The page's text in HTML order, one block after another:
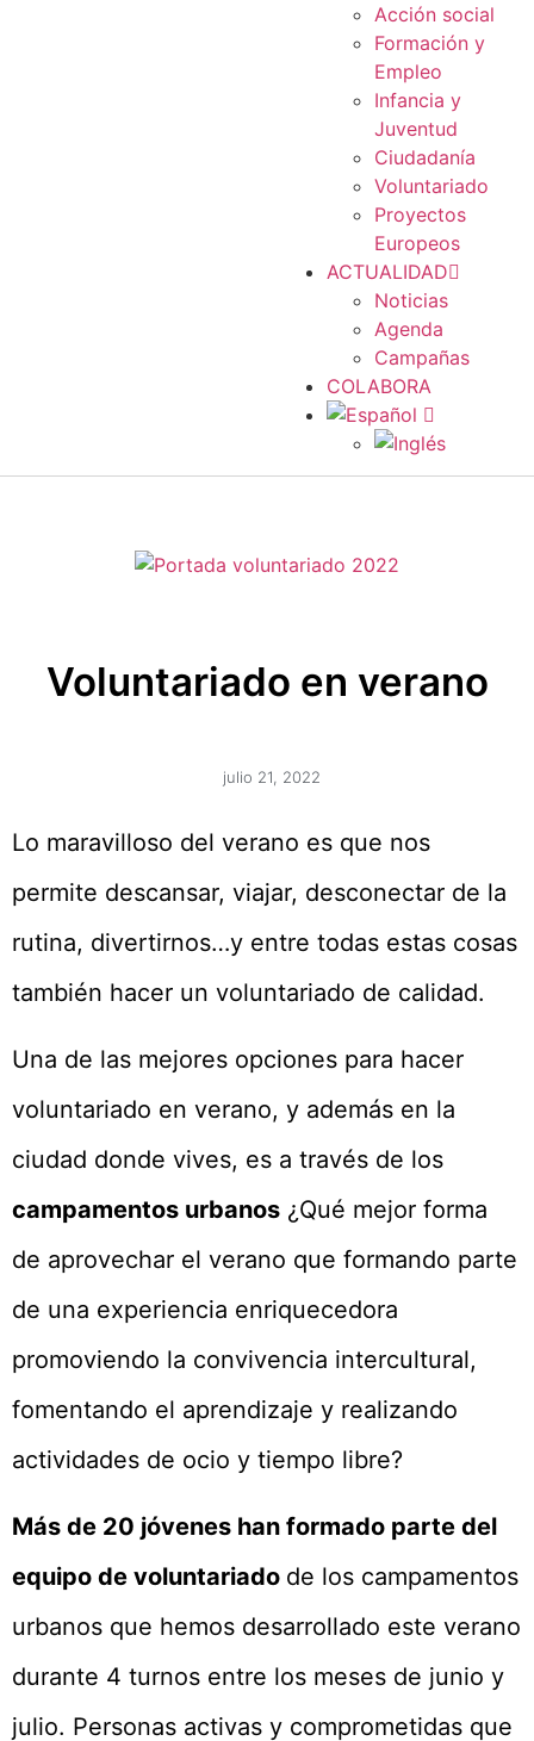
Acción social
Formación y
Empleo
Infancia y
Juventud
Ciudadanía
Voluntariado
Proyectos
Europeos
ACTUALIDAD
Noticias
Agenda
Campañas
COLABORA
Voluntariado en verano
julio 21, 2022
Lo maravilloso del verano es que nos
permite descansar, viajar, desconectar de la
rutina, divertirnos…y entre todas estas cosas
también hacer un voluntariado de calidad.
Una de las mejores opciones para hacer
voluntariado en verano, y además en la
ciudad donde vives, es a través de los
campamentos urbanos ¿Qué mejor forma
de aprovechar el verano que formando parte
de una experiencia enriquecedora
promoviendo la convivencia intercultural,
fomentando el aprendizaje y realizando
actividades de ocio y tiempo libre?
Más de 20 jóvenes han formado parte del
equipo de voluntariado de los campamentos
urbanos que hemos desarrollado este verano
durante 4 turnos entre los meses de junio y
julio. Personas activas y comprometidas que